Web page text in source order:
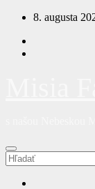
Prejsť
obsah
8. augusta